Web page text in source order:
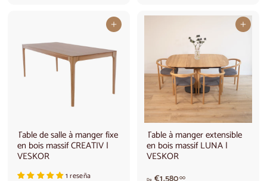
€
,
0
0
Ajouter au panier
Table de salle à manger fixe
en bois massif CREATIV |
VESKOR
1 reseña
Ajouter au panier
Table à manger extensible
en bois massif LUNA |
VESKOR
00